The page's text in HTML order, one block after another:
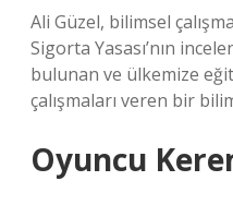
Ali Güzel, bilimsel
Sigorta Yasası’nın
bulunan ve ülkemize
çalışmaları veren bir
Oyuncu